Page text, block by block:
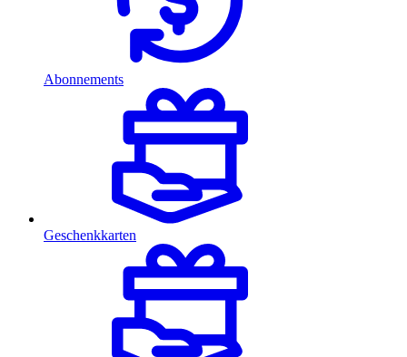
Abonnements
Geschenkkarten